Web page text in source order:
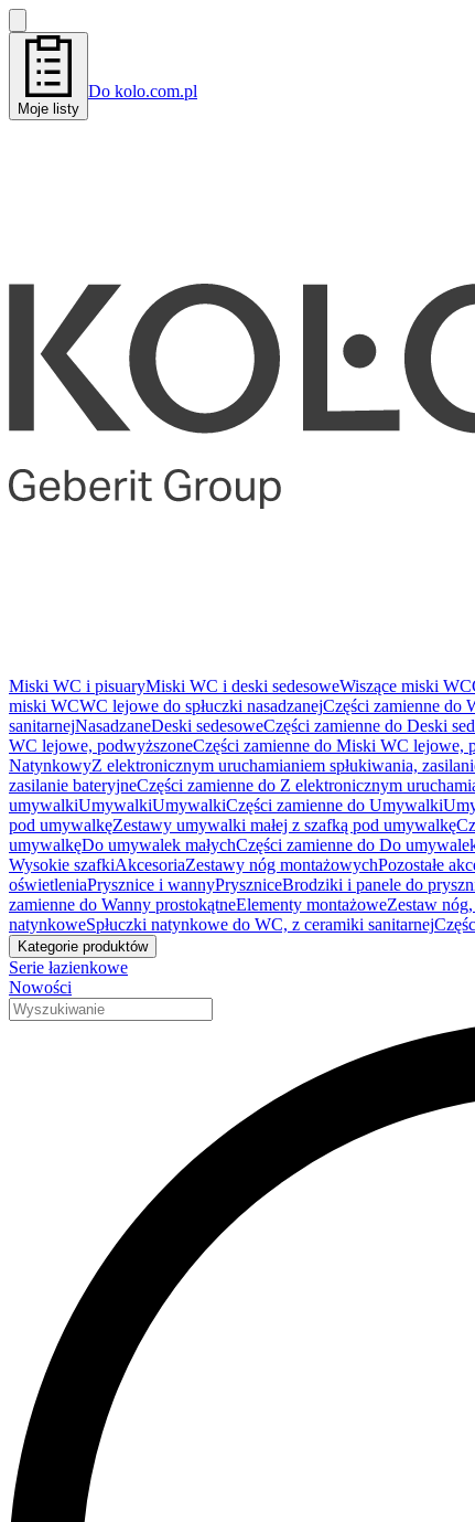
Moje listy
Do kolo.com.pl
Miski WC i pisuaryMiski WC i deski sedesoweWiszące miski WC
miski WCWC lejowe do spłuczki nasadzanejCzęści zamienne do
sanitarnejNasadzaneDeski sedesoweCzęści zamienne do Deski
WC lejowe, podwyższoneCzęści zamienne do Miski WC lejowe,
NatynkowyZ elektronicznym uruchamianiem spłukiwania,
zasilanie bateryjneCzęści zamienne do Z elektronicznym
umywalkiUmywalkiUmywalkiCzęści zamienne do Umywalki
pod umywalkęZestawy umywalki małej z szafką pod umywalkę
umywalkęDo umywalek małychCzęści zamienne do Do
Wysokie szafkiAkcesoriaZestawy nóg montażowychPozostałe
oświetleniaPrysznice i wannyPryszniceBrodziki i panele do
zamienne do Wanny prostokątneElementy montażoweZestaw
natynkoweSpłuczki natynkowe do WC, z ceramiki sanitarnej
Kategorie produktów
Serie łazienkowe
Nowości